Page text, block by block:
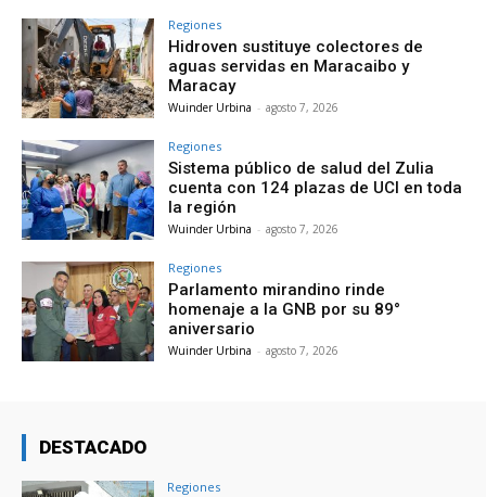
Regiones
Hidroven sustituye colectores de
aguas servidas en Maracaibo y
Maracay
Wuinder Urbina - agosto 7, 2026
Regiones
Sistema público de salud del Zulia
cuenta con 124 plazas de UCI en toda
la región
Wuinder Urbina - agosto 7, 2026
Regiones
Parlamento mirandino rinde
homenaje a la GNB por su 89°
aniversario
Wuinder Urbina - agosto 7, 2026
DESTACADO
Regiones